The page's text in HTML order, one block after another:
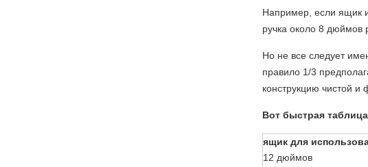
Например, если ящик
ручка около 8 дюймов
Но не все следует
правило 1/3
конструкцию чистой и
Вот быстрая
ящик для
12 дюймов